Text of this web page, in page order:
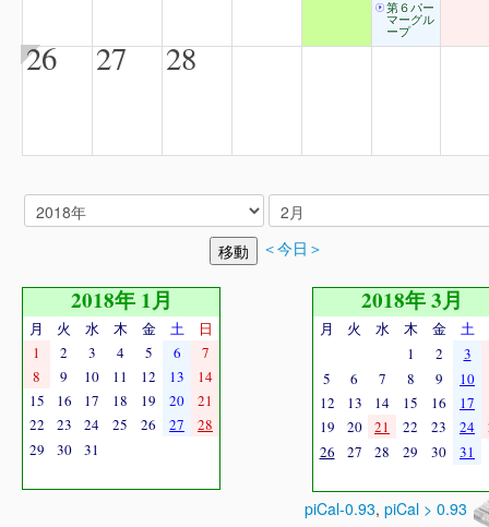
第６パー
マーグル
ープ
26 27 28
＜今日＞
2018年 1月
月 火 水 木 金 土
日
1
2 3 4 5 6
7
8
9 10 11 12 13
14
15
16 17 18 19 20
21
22
23 24 25 26 27
28
29
30 31
2018年 3月
月 火 水 木 金 土
1
2
3
5
6 7 8 9 10
12
13 14 15 16 17
19
20 21 22 23 24
26
27 28 29 30 31
piCal-0.93, piCal > 0.93